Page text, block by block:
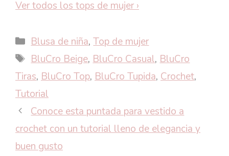
Ver todos los tops de mujer ›
Categorías
Blusa de niña,Top de mujer
Etiquetas
BluCro Beige, BluCro Casual, BluCro
Tiras, BluCro Top, BluCro Tupida, Crochet,
Tutorial
Conoce esta puntada para vestido a
crochet con un tutorial lleno de elegancia y
buen gusto